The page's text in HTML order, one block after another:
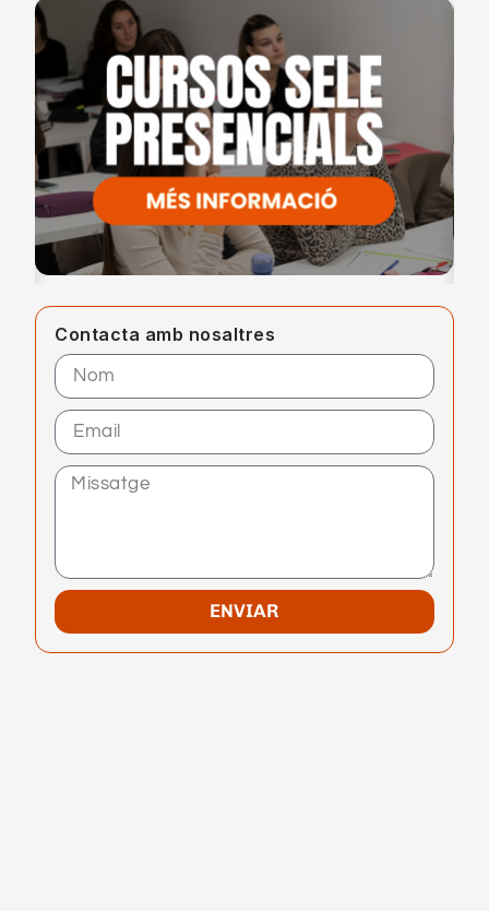
Contacta amb nosaltres
ENVIAR